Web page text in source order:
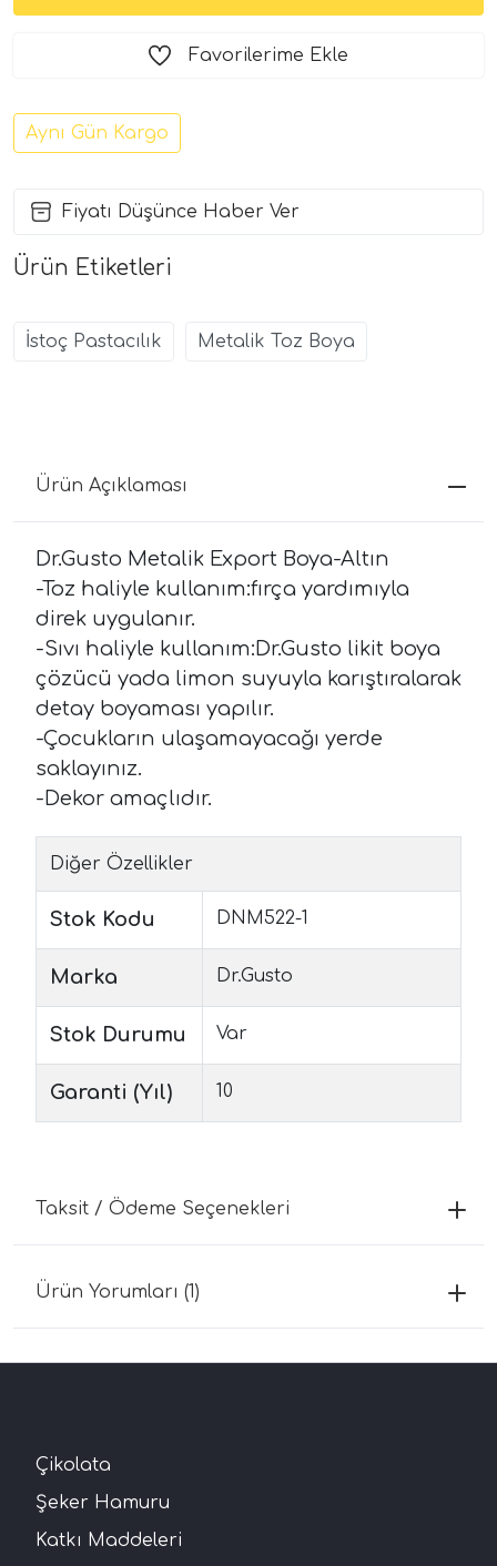
Favorilerime Ekle
Aynı Gün Kargo
Fiyatı Düşünce Haber Ver
Ürün Etiketleri
İstoç Pastacılık Metalik Toz Boya
Ürün Açıklaması
Dr.Gusto Metalik Export Boya-Altın
-Toz haliyle kullanım:fırça yardımıyla
direk uygulanır.
-Sıvı haliyle kullanım:Dr.Gusto likit boya
çözücü yada limon suyuyla karıştıralarak
detay boyaması yapılır.
-Çocukların ulaşamayacağı yerde
saklayınız.
-Dekor amaçlıdır.
Diğer Özellikler
Stok Kodu DNM522-1
Marka Dr.Gusto
Stok Durumu Var
Garanti (Yıl) 10
Taksit / Ödeme Seçenekleri
Ürün Yorumları (1)
Çikolata
Şeker Hamuru
Katkı Maddeleri